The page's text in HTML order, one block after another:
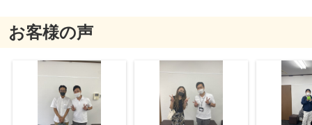
お客様の声